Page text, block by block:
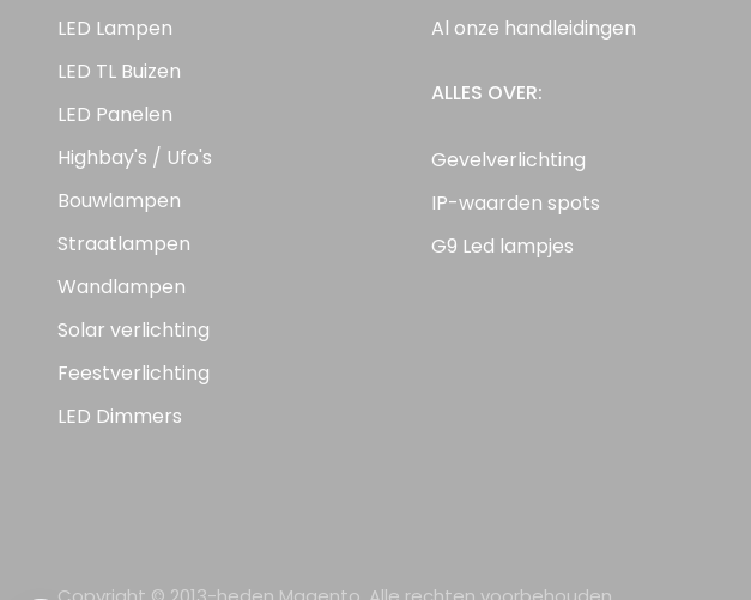
LED Lampen
LED TL Buizen
LED Panelen
Highbay's / Ufo's
Bouwlampen
Straatlampen
Wandlampen
Solar verlichting
Feestverlichting
LED Dimmers
Al onze handleidingen
ALLES OVER:
Gevelverlichting
IP-waarden spots
G9 Led lampjes